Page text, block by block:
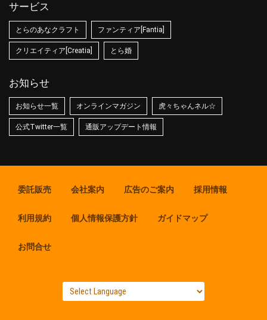
サービス
とらのあなクラフト ファンティア[Fantia]
クリエイティア[Creatia] とら婚
お知らせ
お知らせ一覧 オンラインマガジン 虎々ちゃんネル☆
公式Twitter一覧 通販アップデート情報
委託販売 会社案内 広告のご案内 採用情報
利用規約 個人情報保護方針 ガイドマップ
お問合せ